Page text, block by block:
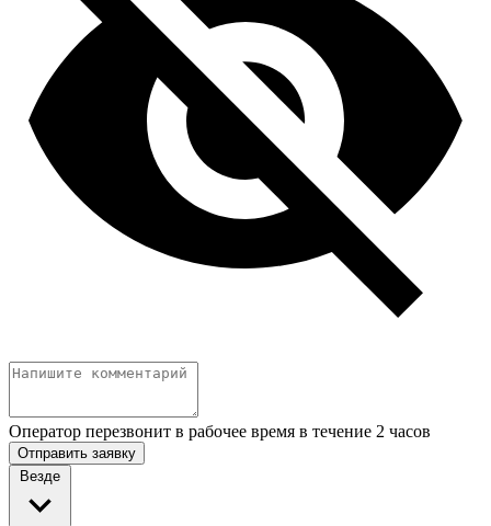
Оператор перезвонит в рабочее время в течение 2 часов
Отправить заявку
Везде